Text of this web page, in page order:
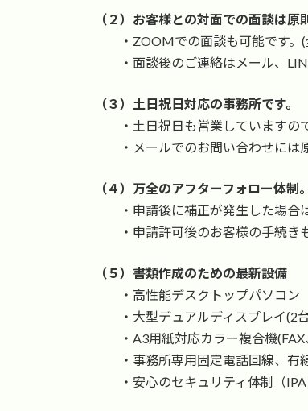
（２）お客様との対面での面談は原
・ZOOMでの面談も可能です。(
・面談後のご連絡はメール、
（３）土日祝日対応の事務所です。
・土日祝日も営業していますので
・メールでのお問い合わせには原
（４）万全のアフターフォロー体制。
・申請後に補正が発生した場合は
・申請許可後のお客様の手続きも
（５）書類作成のための最新設備
・高性能デスクトップパソコン
・大型デュアルディスプレイ(2台
・A3用紙対応カラー複合機(FAX
・事務所専用固定電話回線、有
・安心のセキュリティ体制（IPA